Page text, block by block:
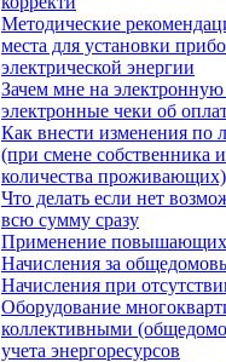
Методические
места для установки
электрической энергии
Зачем мне на
электронные чеки об
Как внести изменения по
(при смене собственника
количества проживающих)
Что делать если нет
всю сумму сразу
Применение повышающих
Начисления за
Начисления при
Оборудование
коллективными
учета энергоресурсов